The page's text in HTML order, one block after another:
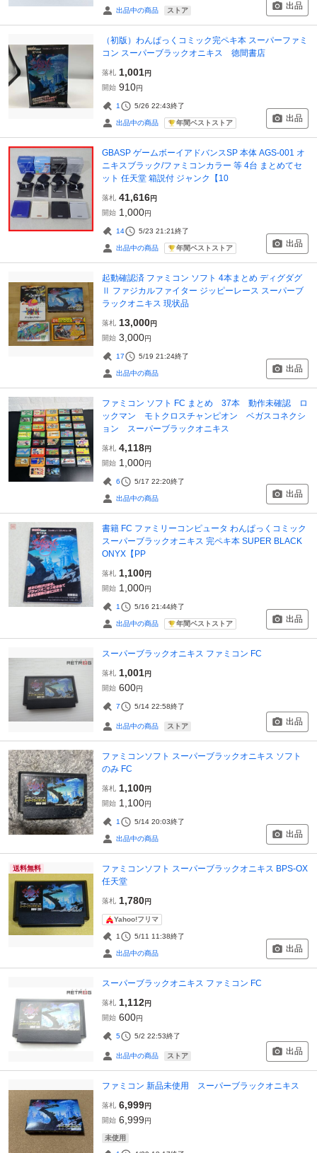
出品中の商品 ストア 出品
（初版）わんぱっくコミック完ペキ本 スーパーファミ
コン スーパーブラックオニキス 徳間書店
落札 1,001円
開始 910円
1 5/26 22:43終了
出品中の商品 年間ベストストア 出品
GBASP ゲームボーイアドバンスSP 本体 AGS-001 オ
ニキスブラック/ファミコンカラー 等 4台 まとめてセ
ット 任天堂 箱説付 ジャンク【10
落札 41,616円
開始 1,000円
14 5/23 21:21終了
出品中の商品 年間ベストストア 出品
起動確認済 ファミコン ソフト 4本まとめ ディグダグ
Ⅱ ファジカルファイター ジッピーレース スーパーブ
ラックオニキス 現状品
落札 13,000円
開始 3,000円
17 5/19 21:24終了
出品中の商品 出品
ファミコン ソフト FC まとめ 37本 動作未確認 ロ
ックマン モトクロスチャンピオン ベガスコネクシ
ョン スーパーブラックオニキス
落札 4,118円
開始 1,000円
6 5/17 22:20終了
出品中の商品 出品
書籍 FC ファミリーコンピュータ わんぱっくコミック
スーパーブラックオニキス 完ペキ本 SUPER BLACK
ONYX【PP
落札 1,100円
開始 1,000円
1 5/16 21:44終了
出品中の商品 年間ベストストア 出品
スーパーブラックオニキス ファミコン FC
落札 1,001円
開始 600円
7 5/14 22:58終了
出品中の商品 ストア 出品
ファミコンソフト スーパーブラックオニキス ソフト
のみ FC
落札 1,100円
開始 1,100円
1 5/14 20:03終了
出品中の商品 出品
送料無料
ファミコンソフト スーパーブラックオニキス BPS-OX
任天堂
落札 1,780円
Yahoo!フリマ
1 5/11 11:38終了
出品中の商品 出品
スーパーブラックオニキス ファミコン FC
落札 1,112円
開始 600円
5 5/2 22:53終了
出品中の商品 ストア 出品
ファミコン 新品未使用 スーパーブラックオニキス
落札 6,999円
開始 6,999円
未使用